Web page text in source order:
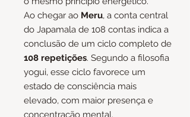
Ao chegar ao Meru, a conta central
do Japamala de 108 contas indica a
conclusão de um ciclo completo de
108 repetições. Segundo a filosofia
yogui, esse ciclo favorece um
estado de consciência mais
elevado, com maior presença e
concentração mental.